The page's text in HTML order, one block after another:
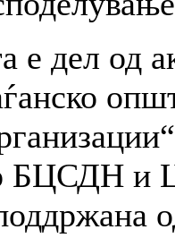
е дел од
БЦСДН и